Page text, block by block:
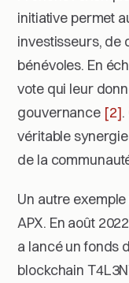
initiative permet
investisseurs, de
bénévoles. En
vote qui leur
gouvernance [2]
véritable
de la
Un autre
APX. En août
a lancé un fonds
blockchain